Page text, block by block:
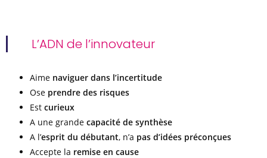
L’ADN de l’innovateur
Aime naviguer dans l’incertitude
Ose prendre des risques
Est curieux
A une grande capacité de synthèse
A l’esprit du débutant, n’a pas d’idées préconçues
Accepte la remise en cause